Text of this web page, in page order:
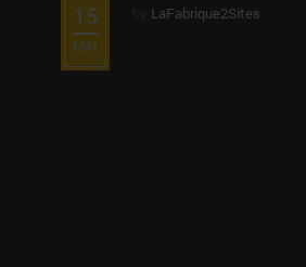
15
MAI
LaFabrique2Sites